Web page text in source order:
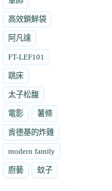
高效鎖鮮袋
阿凡達
FT-LEF101
跳床
太子松馥
電影 薯條
肯德基的炸雞
modern family
廚藝 蚊子